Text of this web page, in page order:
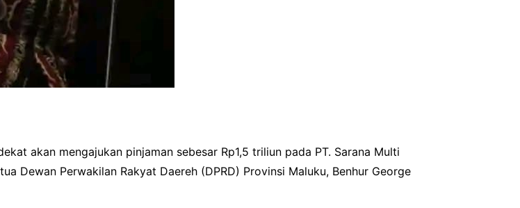
akan mengajukan pinjaman sebesar Rp1,5 triliun pada PT. Sarana Multi
Dewan Perwakilan Rakyat Daereh (DPRD) Provinsi Maluku, Benhur George